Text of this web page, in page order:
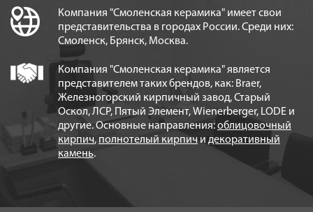
Куполный дом - архитектура будущего!
Основные виды кладок из облицовочного кирпича
Правила укладки керамических блоков Braer
Преимущества керамического кирпича Braer Pro
Преимущества мощения тротуарной плиткой BRAER
Преимущества утепления фасада базальтовым
утеплителем
Рекомендуемая перевязка углов стен из
керамических блоков BRAER
Компания "Смоленская керамика" имеет свои
представительства в городах России. Среди них:
Смоленск, Брянск, Москва.
Компания "Смоленская керамика" является
представителем таких брендов, как: Braer,
Железногорский кирпичный завод, Старый
Оскол, ЛСР, Пятый Элемент, Wienerberger, LODE и
другие. Основные направления:облицовочный
кирпич, полнотелый кирпичи декоративный
камень.